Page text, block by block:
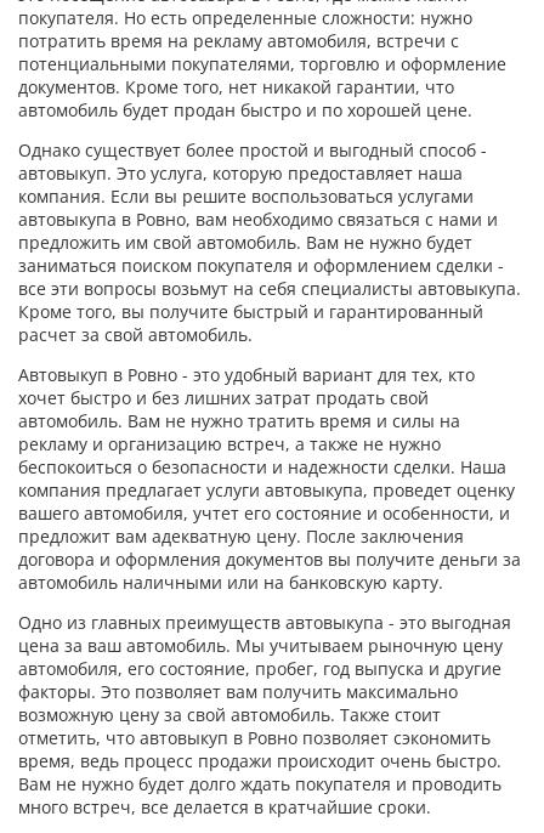
покупателя. Но есть определенные сложности: нужно
потратить время на рекламу автомобиля, встречи с
потенциальными покупателями, торговлю и оформление
документов. Кроме того, нет никакой гарантии, что
автомобиль будет продан быстро и по хорошей цене.
Однако существует более простой и выгодный способ -
автовыкуп. Это услуга, которую предоставляет наша
компания. Если вы решите воспользоваться услугами
автовыкупа в Ровно, вам необходимо связаться с нами и
предложить им свой автомобиль. Вам не нужно будет
заниматься поиском покупателя и оформлением сделки -
все эти вопросы возьмут на себя специалисты автовыкупа.
Кроме того, вы получите быстрый и гарантированный
расчет за свой автомобиль.
Автовыкуп в Ровно - это удобный вариант для тех, кто
хочет быстро и без лишних затрат продать свой
автомобиль. Вам не нужно тратить время и силы на
рекламу и организацию встреч, а также не нужно
беспокоиться о безопасности и надежности сделки. Наша
компания предлагает услуги автовыкупа, проведет оценку
вашего автомобиля, учтет его состояние и особенности, и
предложит вам адекватную цену. После заключения
договора и оформления документов вы получите деньги за
автомобиль наличными или на банковскую карту.
Одно из главных преимуществ автовыкупа - это выгодная
цена за ваш автомобиль. Мы учитываем рыночную цену
автомобиля, его состояние, пробег, год выпуска и другие
факторы. Это позволяет вам получить максимально
возможную цену за свой автомобиль. Также стоит
отметить, что автовыкуп в Ровно позволяет сэкономить
время, ведь процесс продажи происходит очень быстро.
Вам не нужно будет долго ждать покупателя и проводить
много встреч, все делается в кратчайшие сроки.